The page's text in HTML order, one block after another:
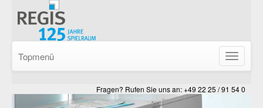
ein-/
Topmenü
Fragen? Rufen Sie uns an: +49 22 25 / 91 54 0